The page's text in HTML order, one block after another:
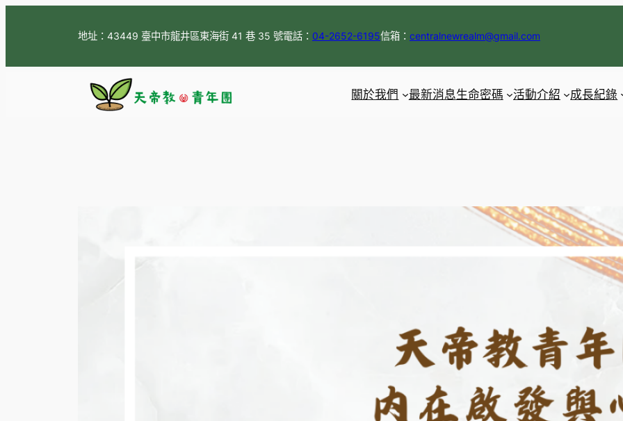
要
地址：43449 臺中市龍井區東海街 41 巷 35 號電話： 04-2652-6195信箱： centralnewrealm@gmail.com
關於我們 最新消息生命密碼 活動介紹 成長紀錄